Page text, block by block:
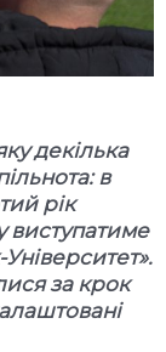
декілька
в
рік
виступатиме
за крок